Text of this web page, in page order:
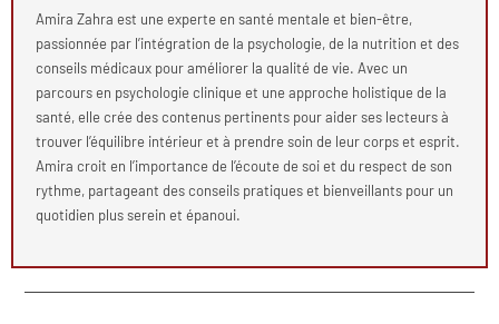
Amira Zahra est une experte en santé mentale et bien-être,
passionnée par l’intégration de la psychologie, de la nutrition et des
conseils médicaux pour améliorer la qualité de vie. Avec un
parcours en psychologie clinique et une approche holistique de la
santé, elle crée des contenus pertinents pour aider ses lecteurs à
trouver l’équilibre intérieur et à prendre soin de leur corps et esprit.
Amira croit en l’importance de l’écoute de soi et du respect de son
rythme, partageant des conseils pratiques et bienveillants pour un
quotidien plus serein et épanoui.